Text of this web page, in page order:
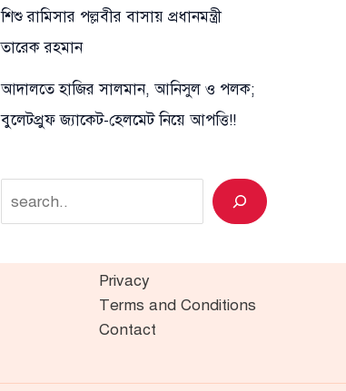
শিশু রামিসার পল্লবীর বাসায় প্রধানমন্ত্রী
তারেক রহমান
আদালতে হাজির সালমান, আনিসুল ও পলক;
বুলেটপ্রুফ জ্যাকেট-হেলমেট নিয়ে আপত্তি!!
Privacy
Terms and Conditions
Contact